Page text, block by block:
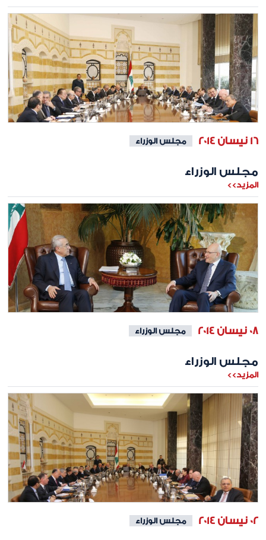
16 نيسان 2014 مجلس الوزراء
مجلس الوزراء
المزيد>>
08 نيسان 2014 مجلس الوزراء
مجلس الوزراء
المزيد>>
02 نيسان 2014 مجلس الوزراء